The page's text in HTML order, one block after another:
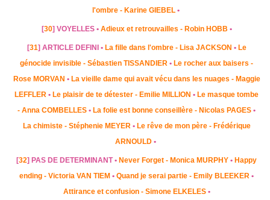
l'ombre - Karine GIEBEL•
[30] VOYELLES • Adieux et retrouvailles - Robin HOBB •
[31] ARTICLE DEFINI • La fille dans l'ombre - Lisa JACKSON • Le
génocide invisible - Sébastien TISSANDIER • Le rocher aux baisers -
Rose MORVAN • La vieille dame qui avait vécu dans les nuages - Maggie
LEFFLER • Le plaisir de te détester - Emilie MILLION • Le masque tombe
- Anna COMBELLES • La folie est bonne conseillère - Nicolas PAGES •
La chimiste - Stéphenie MEYER• Le rêve de mon père - Frédérique
ARNOULD •
[32] PAS DE DETERMINANT • Never Forget - Monica MURPHY • Happy
ending - Victoria VAN TIEM • Quand je serai partie - Emily BLEEKER •
Attirance et confusion - Simone ELKELES•